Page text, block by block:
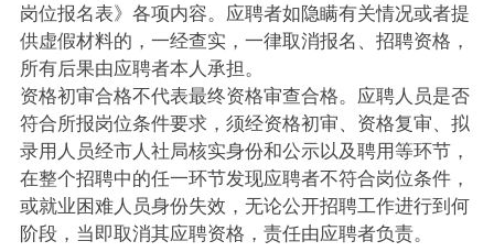
岗位报名表》各项内容。应聘者如隐瞒有关情况或者提
供虚假材料的，一经查实，一律取消报名、招聘资格，
所有后果由应聘者本人承担。
资格初审合格不代表最终资格审查合格。应聘人员是否
符合所报岗位条件要求，须经资格初审、资格复审、拟
录用人员经市人社局核实身份和公示以及聘用等环节，
在整个招聘中的任一环节发现应聘者不符合岗位条件，
或就业困难人员身份失效，无论公开招聘工作进行到何
阶段，当即取消其应聘资格，责任由应聘者负责。